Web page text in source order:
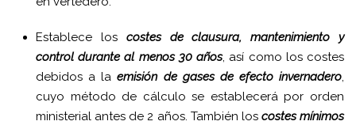
Establece los costes de clausura, mantenimiento y
control durante al menos 30 años, así como los costes
debidos a laemisión de gases de efecto invernadero,
cuyo método de cálculo se establecerá por orden
ministerial antes de 2 años. También los costes mínimos